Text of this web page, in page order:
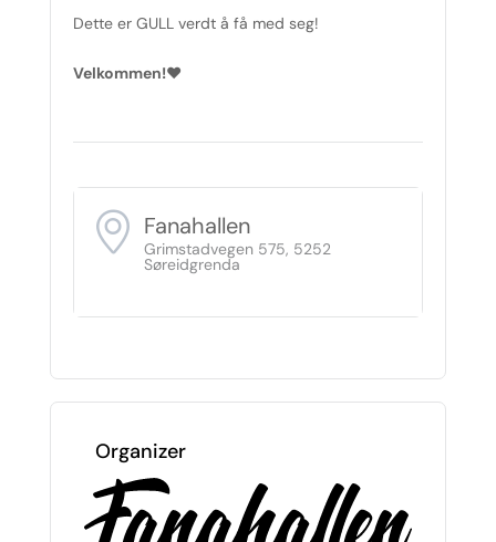
Dette er GULL verdt å få med seg!
Velkommen!♥
Fanahallen
Grimstadvegen 575, 5252
Søreidgrenda
Organizer